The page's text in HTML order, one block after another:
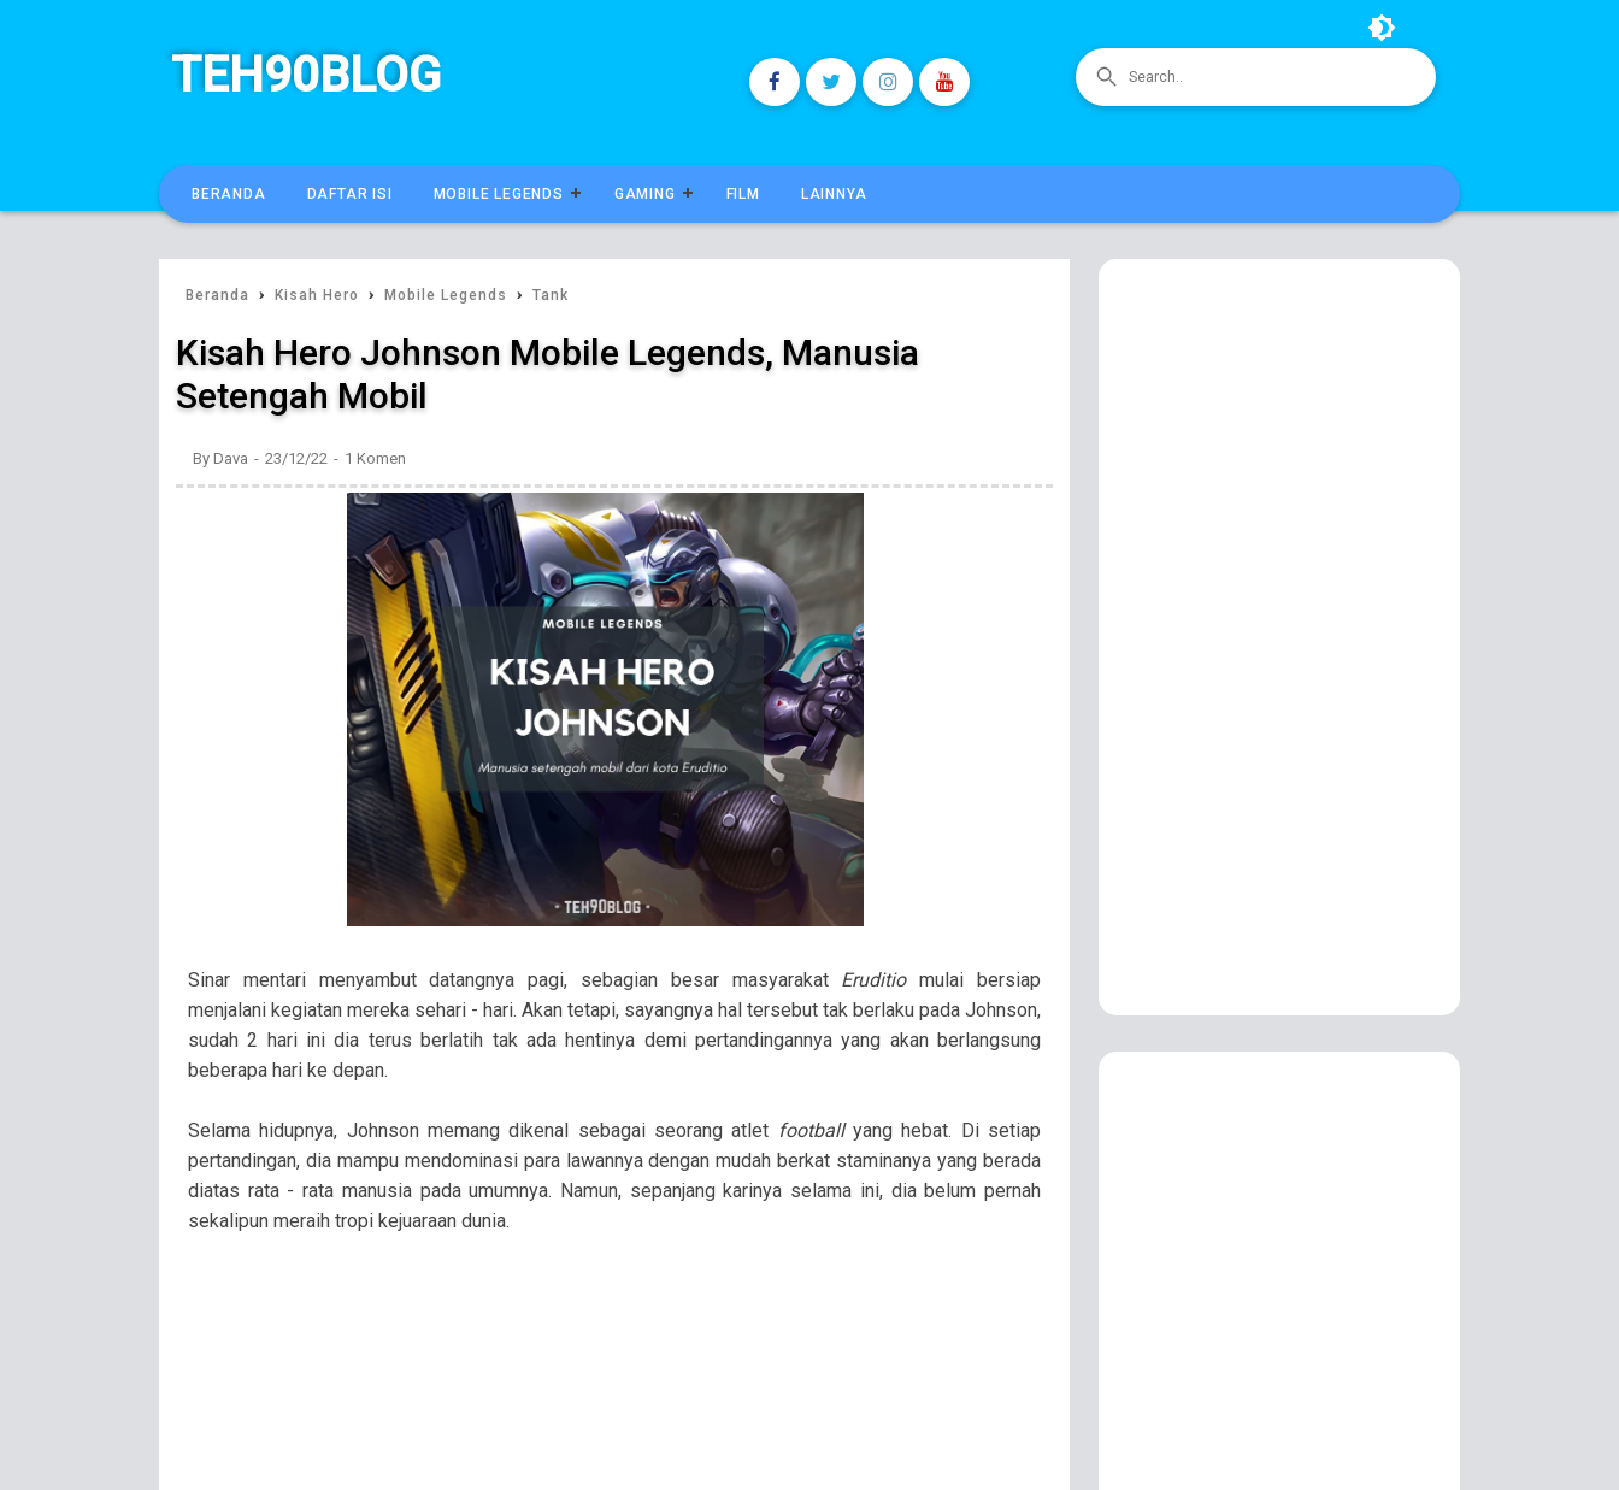
TEH90BLOG
BERANDA DAFTAR ISI MOBILE LEGENDS GAMING FILM LAINNYA
Beranda › Kisah Hero › Mobile Legends › Tank
Kisah Hero Johnson Mobile Legends, Manusia
Setengah Mobil
By Dava 23/12/22 1 Komen
Sinar mentari menyambut datangnya pagi, sebagian besar masyarakat Eruditiomulai bersiap
menjalani kegiatan mereka sehari - hari. Akan tetapi, sayangnya hal tersebut tak berlaku pada Johnson,
sudah 2 hari ini dia terus berlatih tak ada hentinya demi pertandingannya yang akan berlangsung
beberapa hari ke depan.
Selama hidupnya, Johnson memang dikenal sebagai seorang atlet footballyang hebat. Di setiap
pertandingan, dia mampu mendominasi para lawannya dengan mudah berkat staminanya yang berada
diatas rata - rata manusia pada umumnya. Namun, sepanjang karinya selama ini, dia belum pernah
sekalipun meraih tropi kejuaraan dunia.